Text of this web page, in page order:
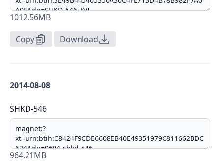
1012.56MB
Copy Download
2014-08-08
SHKD-546
964.21MB